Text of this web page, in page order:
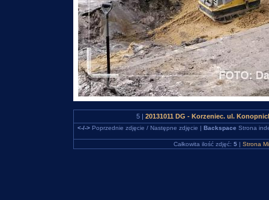
5 | 20131011 DG - Korzeniec. ul.
<-/->Poprzednie zdjęcie / Następne zdjęcie | Backspace Strona
Całkowita ilość zdjęć: 5 | Strona